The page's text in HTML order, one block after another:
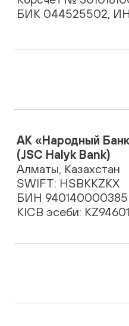
БИК 044525502,
АК «Народный
(JSC Halyk Bank)
Алматы, Казахстан
SWIFT: HSBKKZKX
БИН 940140000385
KICB эсеби: